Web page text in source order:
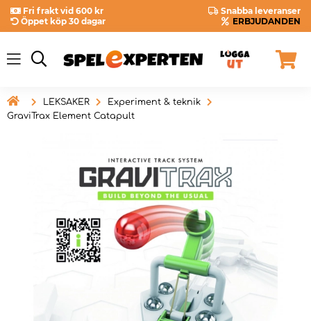
Fri frakt vid 600 kr
Snabba leveranser
Öppet köp 30 dagar
ERBJUDANDEN
 LEKSAKER
Experiment & teknik
GraviTrax Element Catapult